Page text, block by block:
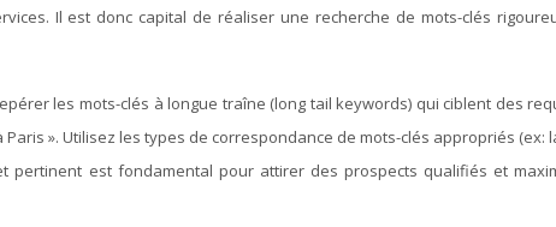
Il est donc capital de réaliser une recherche de mots-clés
les mots-clés à longue traîne (long tail keywords) qui ciblent des
». Utilisez les types de correspondance de mots-clés appropriés (ex:
est fondamental pour attirer des prospects qualifiés et